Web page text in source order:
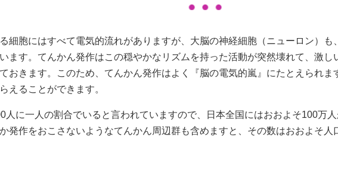
細胞にはすべて電気的流れがありますが、大脳の神経細胞（ニューロン）
ます。てんかん発作はこの穏やかなリズムを持った活動が突然壊れて、激
おきます。このため、てんかん発作はよく『脳の電気的嵐』にたとえられ
えることができます。
人に一人の割合でいると言われていますので、日本全国にはおおよそ100万
発作をおこさないようなてんかん周辺群も含めますと、その数はおおよそ人